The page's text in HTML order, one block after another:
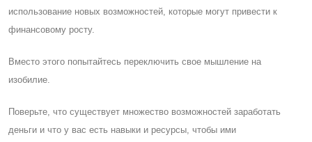
использование новых возможностей, которые могут привести к
финансовому росту.
Вместо этого попытайтесь переключить свое мышление на
изобилие.
Поверьте, что существует множество возможностей заработать
деньги и что у вас есть навыки и ресурсы, чтобы ими